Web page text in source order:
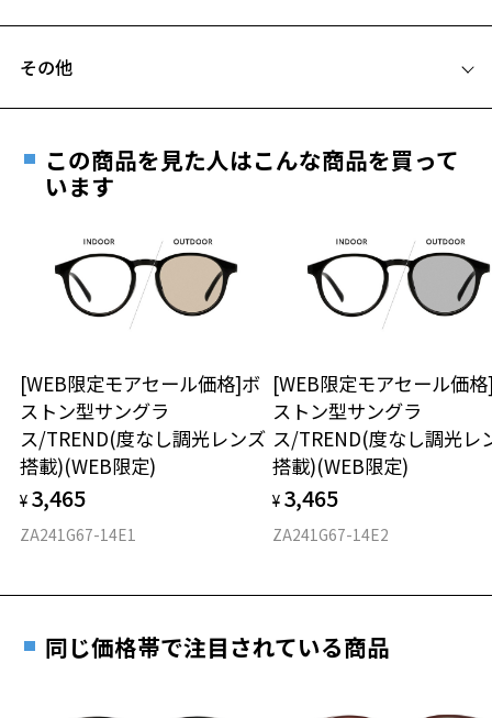
お気に入りに追加済です。
お気に入りリストは
こちら
■高温(60℃以上)環境や急激な温度差は変形、表面層のひび割れの原
■傷をつけるような金属と一緒にしまわないようご注意ください。
品名：サングラス
レンズ枠の材質：ニッケル合金(塗装)
テンプルの材質：チタン(塗装)
可視光線透過率：95%
紫外線透過率：0.1%以下
ゾフ・カスタマーサポート
TEL：0120-013-883
＜度付きサングラスに関する注意事項＞
※サングラスの度付きは追加料金がかかります。
※度付きにした場合、元々のレンズ機能は付きません。
※度付きサングラスをお求めの際は、レンズ選択画面で度数入力後、
2024年3月1日から、店頭に商品をお持ち込みいただいて、レンズ交換
仕上がり寸法
D 仕上がりの横幅：約140mm
E 仕上がりの縦幅：約49mm
※メガネ：デモレンズを外した重さ
フレームとレンズの合計料金を知りたい方へ
安心1 フレーム１年間品質保証
日または発送日より１年間修理又は交換させて頂
きます。
※保証期間内に交換が行われた場合、保証期間は初期の期間から
延長されません。
安心2 視力測定無料
視力の変化を早めに発見するために、定期的な視
力測定をおすすめいたします。
安心3 かかり具合調整無料
その他
ご希望のお客さまは、「レンズ交換券」をお選びのうえ、
最寄りのZoff実店舗にてレンズをお買い求めください。
※サングラスやパッケージ品では「レンズ交換券」はお選び
談ください。
オンラインストアでフレームのみ購入して、
実店舗で度付きにできます
ご購入時に「レンズ交換券」をお選びいただくと、実店舗で
度数を測定のうえ、度付きレンズ（標準セットレンズ）へ無
料交換いただけます。
詳しくはこちら
その際は記入用紙をダウンロードしてお使いください。
この商品を見た人はこんな商品を買って
います
[WEB限定モアセール価格]ボ
ストン型サングラ
ス/TREND(度なし調光レンズ
搭載)(WEB限定)
¥ 3,465
ZA241G67-14E1
[WEB限定モアセール価
ストン型サングラ
ス/TREND(度なし調光レ
搭載)(WEB限定)
¥ 3,465
ZA241G67-14E2
同じ価格帯で注目されている商品